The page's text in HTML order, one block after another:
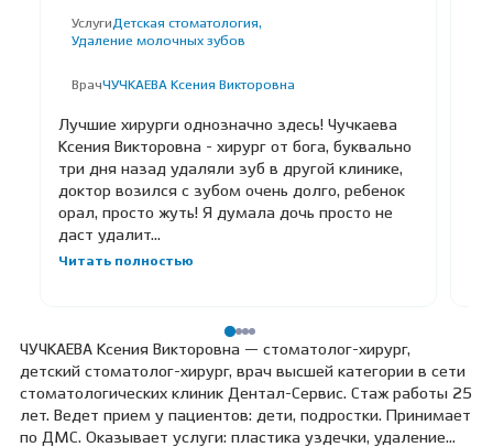
Услуги Детская стоматология,
Удаление молочных зубов
ВрачЧУЧКАЕВА Ксения Викторовна
Лучшие хирурги однозначно здесь! Чучкаева
Ксения Викторовна - хирург от бога, буквально
три дня назад удаляли зуб в другой клинике,
доктор возился с зубом очень долго, ребенок
орал, просто жуть! Я думала дочь просто не
даст удалит...
Читать полностью
ЧУЧКАЕВА Ксения Викторовна — стоматолог-хирург,
детский стоматолог-хирург, врач высшей категории в сети
стоматологических клиник Дентал-Сервис. Стаж работы 25
лет. Ведет прием у пациентов: дети, подростки. Принимает
по ДМС. Оказывает услуги: пластика уздечки, удаление